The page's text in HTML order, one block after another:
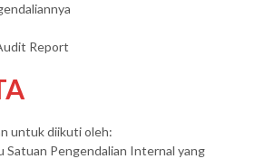
Report
untuk diikuti oleh:
Pengendalian Internal yang